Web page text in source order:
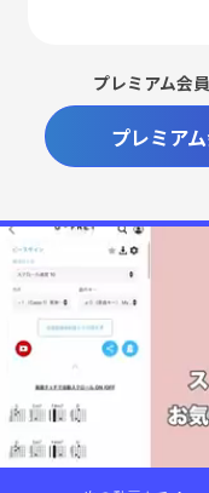
プレミアム会
プレミア